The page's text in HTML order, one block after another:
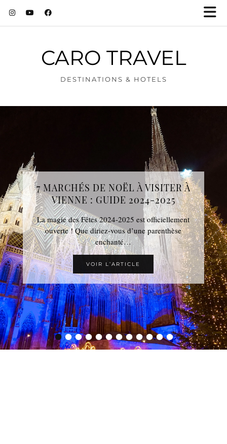
CARO TRAVEL
DESTINATIONS & HOTELS
••••••••••••
7 MARCHÉS DE NOËL À VISITER À
VIENNE : GUIDE 2024-2025
La magie des Fêtes 2024-2025 est officiellement
ouverte ! Que diriez-vous d’une parenthèse
enchanté…
VOIR L’ARTICLE